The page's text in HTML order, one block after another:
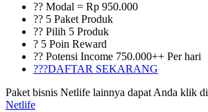
?? Modal = Rp 950.000
?? 5 Paket Produk
?? Pilih 5 Produk
? 5 Poin Reward
?? Potensi Income 750.000++ Per hari
???DAFTAR SEKARANG
Paket bisnis Netlife lainnya dapat Anda klik di
Netlife